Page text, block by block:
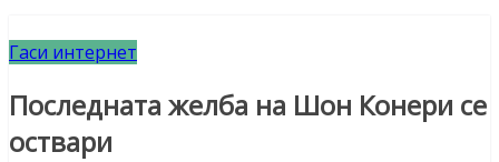
Гаси интернет
Последната желба на Шон Конери се
оствари